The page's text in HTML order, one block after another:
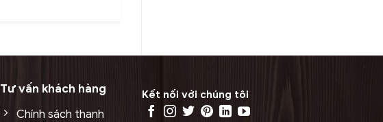
Tư vấn khách hàng
Chính sách thanh
Kết nối với chúng tôi